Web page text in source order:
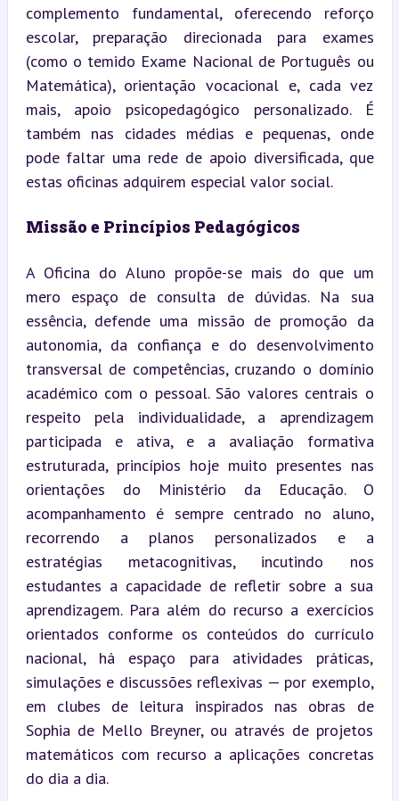
complemento fundamental, oferecendo reforço
escolar, preparação direcionada para exames
(como o temido Exame Nacional de Português ou
Matemática), orientação vocacional e, cada vez
mais, apoio psicopedagógico personalizado. É
também nas cidades médias e pequenas, onde
pode faltar uma rede de apoio diversificada, que
estas oficinas adquirem especial valor social.
Missão e Princípios Pedagógicos
A Oficina do Aluno propõe-se mais do que um
mero espaço de consulta de dúvidas. Na sua
essência, defende uma missão de promoção da
autonomia, da confiança e do desenvolvimento
transversal de competências, cruzando o domínio
académico com o pessoal. São valores centrais o
respeito pela individualidade, a aprendizagem
participada e ativa, e a avaliação formativa
estruturada, princípios hoje muito presentes nas
orientações do Ministério da Educação. O
acompanhamento é sempre centrado no aluno,
recorrendo a planos personalizados e a
estratégias metacognitivas, incutindo nos
estudantes a capacidade de refletir sobre a sua
aprendizagem. Para além do recurso a exercícios
orientados conforme os conteúdos do currículo
nacional, há espaço para atividades práticas,
simulações e discussões reflexivas — por exemplo,
em clubes de leitura inspirados nas obras de
Sophia de Mello Breyner, ou através de projetos
matemáticos com recurso a aplicações concretas
do dia a dia.